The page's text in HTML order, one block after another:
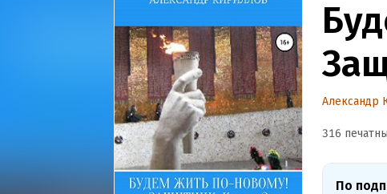
Александр
316
По